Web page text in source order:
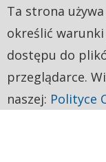
Ta strona
określić
dostępu do
przeglądarce.
naszej: Polityce